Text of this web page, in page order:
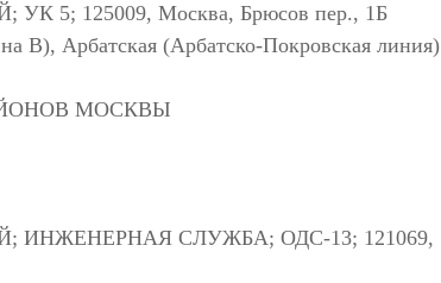
5; 125009, Москва, Брюсов пер., 1Б
В), Арбатская (Арбатско-Покровская линия)
МОСКВЫ
СЛУЖБА; ОДС-13; 121069,